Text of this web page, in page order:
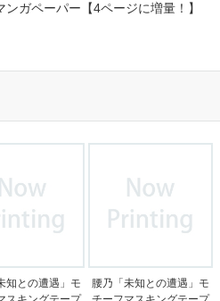
ガペーパー【4ページに増量！】
知との遭遇」モ
腰乃「未知との遭遇」モ